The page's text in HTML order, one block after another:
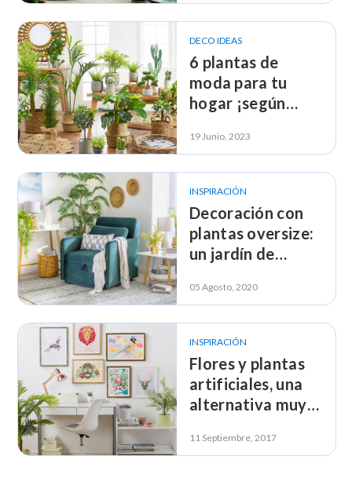
DECO IDEAS
6 plantas de
moda para tu
hogar ¡según
19 Junio, 2023
INSPIRACIÓN
Decoración con
plantas oversize:
un jardín de
05 Agosto, 2020
INSPIRACIÓN
Flores y plantas
artificiales, una
alternativa muy
11 Septiembre, 2017